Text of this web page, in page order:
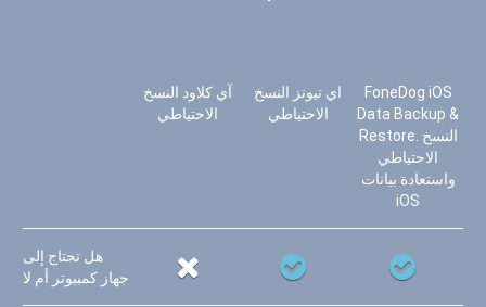
آي كلاود النسخ
الاحتياطي
اي تيونز النسخ
الاحتياطي
FoneDog iOS
Data Backup &
Restore. النسخ
الاحتياطي
واستعادة بيانات
iOS
هل تحتاج إلى
جهاز كمبيوتر أم لا